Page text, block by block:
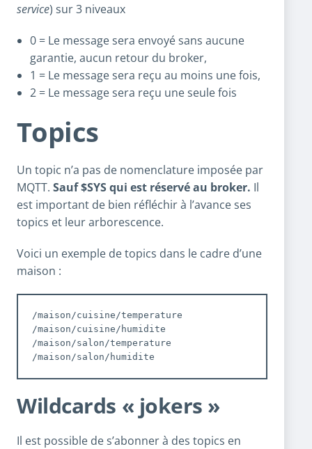
service) sur 3 niveaux
0 = Le message sera envoyé sans aucune
garantie, aucun retour du broker,
1 = Le message sera reçu au moins une fois,
2 = Le message sera reçu une seule fois
Topics
Un topic n’a pas de nomenclature imposée par
MQTT. Sauf $SYS qui est réservé au broker. Il
est important de bien réfléchir à l’avance ses
topics et leur arborescence.
Voici un exemple de topics dans le cadre d’une
maison :
/maison/cuisine/temperature
/maison/cuisine/humidite
/maison/salon/temperature
/maison/salon/humidite
Wildcards « jokers »
Il est possible de s’abonner à des topics en